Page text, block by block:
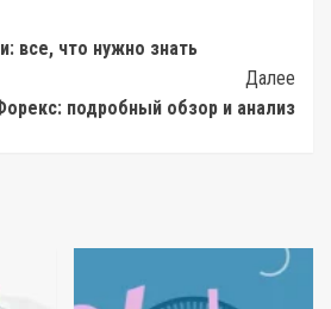
все, что нужно знать
Далее
подробный обзор и анализ